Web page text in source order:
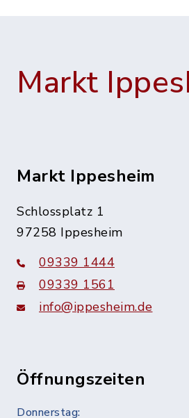
Markt
Markt Ippesheim
Schlossplatz 1
97258 Ippesheim
09339 1444
09339 1561
info@ippesheim.de
Öffnungszeiten
Donnerstag: